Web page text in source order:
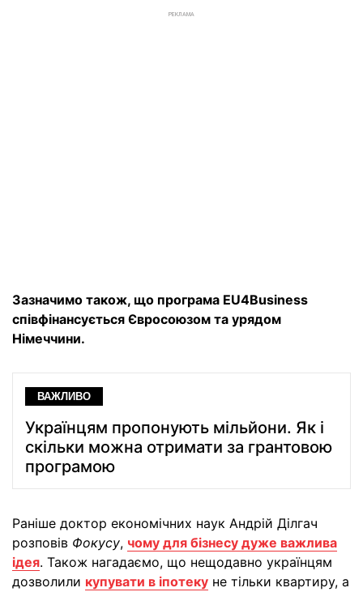
РЕКЛАМА
Зазначимо також, що програма EU4Business
співфінансується Євросоюзом та урядом
Німеччини.
ВАЖЛИВО
Українцям пропонують мільйони. Як і
скільки можна отримати за грантовою
програмою
Раніше доктор економічних наук Андрій Ділгач
розповів Фокусу, чому для бізнесу дуже важлива
ідея. Також нагадаємо, що нещодавно українцям
дозволили купувати в іпотеку не тільки квартиру, а